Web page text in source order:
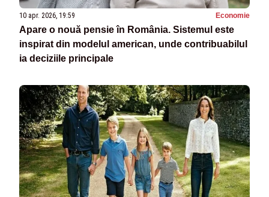
10 apr. 2026, 19:59 Economie
Apare o nouă pensie în România. Sistemul este
inspirat din modelul american, unde contribuabilul
ia deciziile principale